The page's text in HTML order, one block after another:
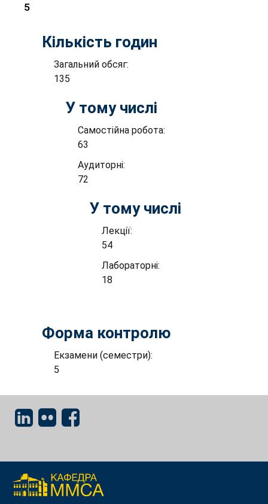
5
Кількість годин
Загальний обсяг:
135
У тому числі
Самостійна робота:
63
Аудиторні:
72
У тому числі
Лекції:
54
Лабораторні:
18
Форма контролю
Екзамени (семестри):
5